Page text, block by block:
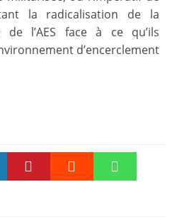
la radicalisation de la
l’AES face à ce qu’ils
d’encerclement